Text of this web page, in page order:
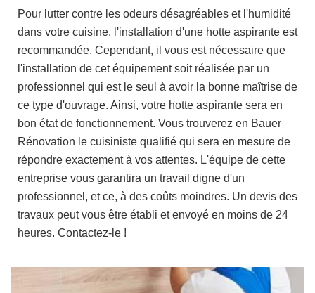
Pour lutter contre les odeurs désagréables et l'humidité
dans votre cuisine, l'installation d'une hotte aspirante est
recommandée. Cependant, il vous est nécessaire que
l'installation de cet équipement soit réalisée par un
professionnel qui est le seul à avoir la bonne maîtrise de
ce type d'ouvrage. Ainsi, votre hotte aspirante sera en
bon état de fonctionnement. Vous trouverez en Bauer
Rénovation le cuisiniste qualifié qui sera en mesure de
répondre exactement à vos attentes. L'équipe de cette
entreprise vous garantira un travail digne d'un
professionnel, et ce, à des coûts moindres. Un devis des
travaux peut vous être établi et envoyé en moins de 24
heures. Contactez-le !